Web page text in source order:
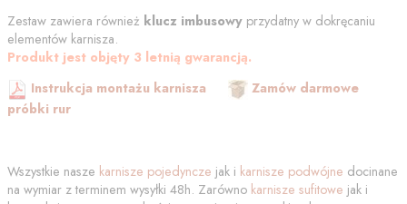
Zestaw zawiera również klucz imbusowy przydatny w dokręcaniu
elementów karnisza.
Produkt jest objęty 3 letnią gwarancją.
Instrukcja montażu karnisza
Zamów darmowe
próbki rur
Wszystkie nasze karnisze pojedyncze jak i karnisze podwójne docinane
na wymiar z terminem wysyłki 48h. Zarówno karnisze sufitowe jak i